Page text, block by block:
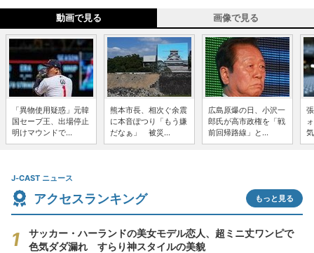
動画で見る 画像で見る
「異物使用疑惑」元韓
国セーブ王、出場停止
明けマウンドで...
熊本市長、相次ぐ余震
に本音ぽつり「もう嫌
だなぁ」 被災...
広島原爆の日、小沢一
郎氏が高市政権を「戦
前回帰路線」と...
J-CAST ニュース
アクセスランキング もっと見る
サッカー・ハーランドの美女モデル恋人、超ミニ丈ワンピで
色気ダダ漏れ すらり神スタイルの美貌